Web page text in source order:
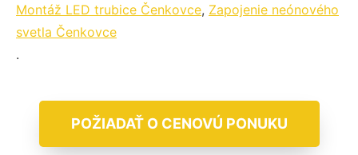
Montáž LED trubice Čenkovce, Zapojenie neónového
svetla Čenkovce
.
POŽIADAŤ O CENOVÚ PONUKU